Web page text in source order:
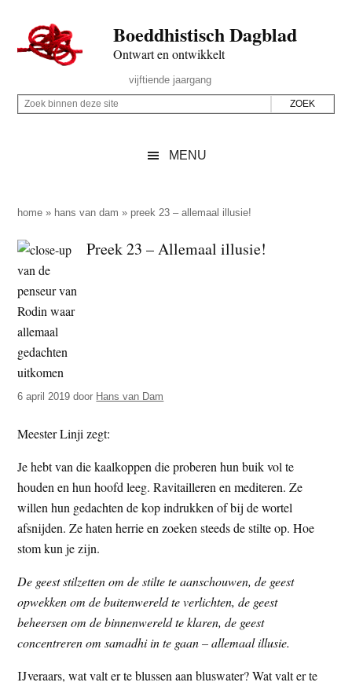
naar
de
inhoud
secondary
naar
de
sidebar
naar
de
Boeddhistisch Dagblad
Ontwart en ontwikkelt
Rechts
vijftiende jaargang
Z
p
d
e
z
e
s
i
t
e
Z
i
n
e
n
d
e
z
e
s
t
MENU
home » hans van dam » preek 23 – allemaal illusie!
Preek 23 – Allemaal illusie!
6 april 2019 door Hans van Dam
Meester Linji zegt:
Je hebt van die kaalkoppen die proberen hun buik vol te
houden en hun hoofd leeg. Ravitailleren en mediteren. Ze
willen hun gedachten de kop indrukken of bij de wortel
afsnijden. Ze haten herrie en zoeken steeds de stilte op. Hoe
stom kun je zijn.
De geest stilzetten om de stilte te aanschouwen, de geest
opwekken om de buitenwereld te verlichten, de geest
beheersen om de binnenwereld te klaren, de geest
concentreren om samadhi in te gaan – allemaal illusie.
IJveraars, wat valt er te blussen aan bluswater? Wat valt er te